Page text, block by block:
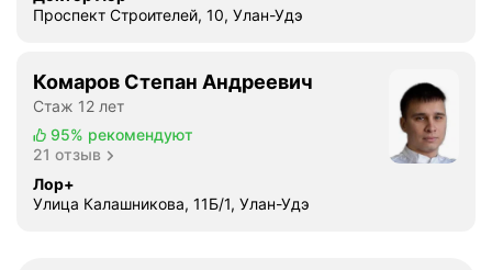
Проспект Строителей, 10, Улан-Удэ
Комаров Степан Андреевич
Стаж 12 лет
95% рекомендуют
21 отзыв
Лор+
Улица Калашникова, 11Б/1, Улан-Удэ